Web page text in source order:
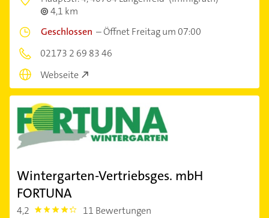
4,1 km
Geschlossen –Öffnet Freitag um 07:00
02173 2 69 83 46
Webseite
Wintergarten-Vertriebsges. mbH
FORTUNA
4,2 4.2000003 11 Bewertungen